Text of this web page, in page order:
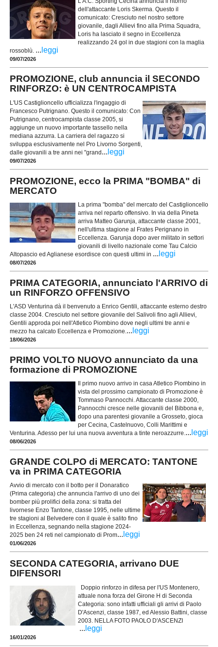
dell'attaccante Loris Skerma. Questo il
comunicato: Cresciuto nel nostro settore
giovanile, dagli Allievi fino alla Prima Squadra,
Loris ha lasciato il segno in Eccellenza
realizzando 24 gol in due stagioni con la maglia
rossoblù. ... leggi
09/07/2026
PROMOZIONE, club annuncia il SECONDO
RINFORZO: è UN CENTROCAMPISTA
L'US Castiglioncello ufficializza l'ingaggio di
Francesco Putrignano. Questo il comunicato: Con
Putrignano, centrocampista classe 2005, si
aggiunge un nuovo importante tassello nella
mediana azzurra. La carriera del ragazzo si
sviluppa esclusivamente nel Pro Livorno Sorgenti,
dalle giovanili a tre anni nei "grand... leggi
09/07/2026
PROMOZIONE, ecco la PRIMA "BOMBA" di
MERCATO
La prima "bomba" del mercato del Castiglioncello
arriva nel reparto offensivo. In via della Pineta
arriva Matteo Garunja, attaccante classe 2001,
nell'ultima stagione al Frates Perignano in
Eccellenza. Garunja dopo aver militato in settori
giovanili di livello nazionale come Tau Calcio
Altopascio ed Aglianese esordisce con questi ultimi in ... leggi
08/07/2026
PRIMA CATEGORIA, annunciato l'ARRIVO di
un RINFORZO OFFENSIVO
L'ASD Venturina dà il benvenuto a Enrico Gentili, attaccante esterno destro
classe 2004. Cresciuto nel settore giovanile del Salivoli fino agli Allievi,
Gentili approda poi nell'Atletico Piombino dove negli ultimi tre anni e
mezzo ha calcato Eccellenza e Promozione.... leggi
18/06/2026
PRIMO VOLTO NUOVO annunciato da una
formazione di PROMOZIONE
Il primo nuovo arrivo in casa Atletico Piombino in
vista del prossimo campionato di Promozione è
Tommaso Pannocchi. Attaccante classe 2000,
Pannocchi cresce nelle giovanili del Bibbona e,
dopo una parentesi giovanile a Grosseto, gioca
per Cecina, Castelnuovo, Colli Marittimi e
Venturina. Adesso per lui una nuova avventura a tinte neroazzurre.... leggi
08/06/2026
GRANDE COLPO di MERCATO: TANTONE
va in PRIMA CATEGORIA
Avvio di mercato con il botto per il Donaratico
(Prima categoria) che annuncia l'arrivo di uno dei
bomber più prolifici della zona: si tratta del
livornese Enzo Tantone, classe 1995, nelle ultime
tre stagioni al Belvedere con il quale è salito fino
in Eccellenza, segnando nella stagione 2024-
2025 ben 24 reti nel campionato di Prom... leggi
01/06/2026
SECONDA CATEGORIA, arrivano DUE
DIFENSORI
Doppio rinforzo in difesa per l'US Montenero,
attuale nona forza del Girone H di Seconda
Categoria: sono infatti ufficiali gli arrivi di Paolo
D'Ascenzi, classe 1987, ed Alessio Battini, classe
2003. NELLA FOTO PAOLO D'ASCENZI
... leggi
16/01/2026